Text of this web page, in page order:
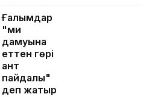
Ғалымдар
"ми
дамуына
еттен гөрі
қант
пайдалы"
деп жатыр